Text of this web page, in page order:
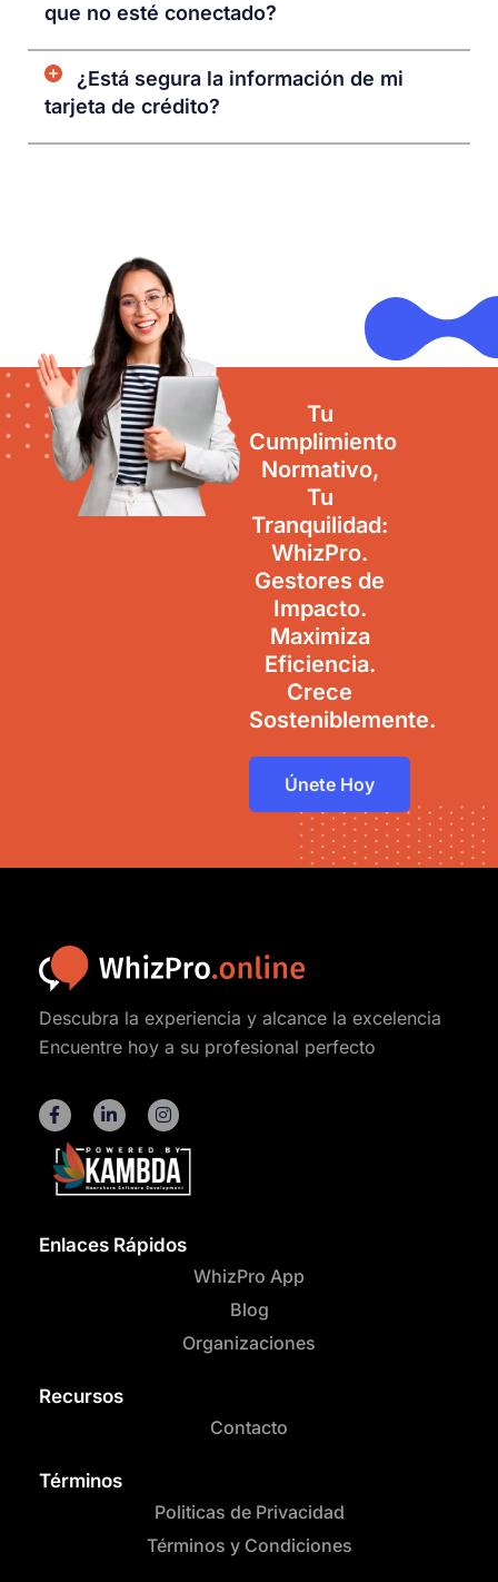
que no esté conectado?
¿Está segura la información de mi
tarjeta de crédito?
Tu
Cumplimiento
Normativo,
Tu
Tranquilidad:
WhizPro.
Gestores de
Impacto.
Maximiza
Eficiencia.
Crece
Sosteniblemente.
Únete Hoy
Descubra la experiencia y alcance la excelencia
Encuentre hoy a su profesional perfecto
Enlaces Rápidos
WhizPro App
Blog
Organizaciones
Recursos
Contacto
Términos
Politicas de Privacidad
Términos y Condiciones